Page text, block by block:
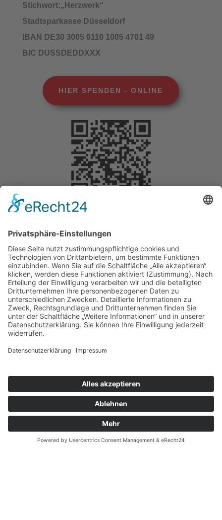
Stichwort:„Herzwerk“
Stadtsparkasse Düsseldorf
IBAN DE30 3005 0110 1005 4701 49
BIC DUSSDEDDXXX
HIER SPENDEN - ONLINE
Selbstverständlich können Sie Ihre Spende
steuerlich geltend machen. Für Beträge bis 200
Euro benötigen Sie keine gesonderte
Bescheinigung. Die Vorlage des
Überweisungsträgers bei der Steuererklärung
reicht aus, um die Spende steuermindernd geltend
zu machen.
Herzwerk · Kölner Landstraße 169 · 40591
Düsseldorf · 0211 2299-1106 ·herzwerk@DRK-
duesseldorf.de
Impressum·Datenschutz